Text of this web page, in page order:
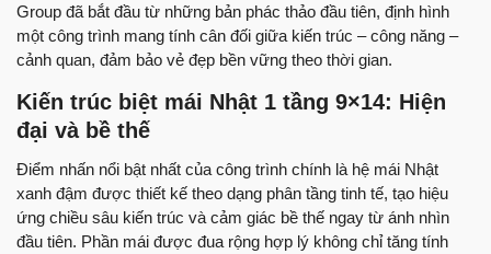
Group đã bắt đầu từ những bản phác thảo đầu tiên, định hình
một công trình mang tính cân đối giữa kiến trúc – công năng –
cảnh quan, đảm bảo vẻ đẹp bền vững theo thời gian.
Kiến trúc biệt mái Nhật 1 tầng 9×14: Hiện
đại và bề thế
Điểm nhấn nổi bật nhất của công trình chính là hệ mái Nhật
xanh đậm được thiết kế theo dạng phân tầng tinh tế, tạo hiệu
ứng chiều sâu kiến trúc và cảm giác bề thế ngay từ ánh nhìn
đầu tiên. Phần mái được đua rộng hợp lý không chỉ tăng tính